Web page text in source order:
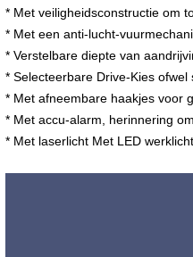
* Met veiligheidsconstructie om
* Met een anti-lucht-
* Verstelbare diepte van
* Selecteerbare Drive-Kies
* Met afneembare haakjes voor
* Met accu-alarm, herinnering
* Met laserlicht Met LED werklicht